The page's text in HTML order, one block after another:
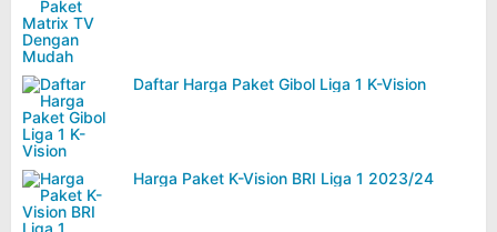
Daftar Harga Paket Gibol Liga 1 K-Vision
Harga Paket K-Vision BRI Liga 1 2023/24